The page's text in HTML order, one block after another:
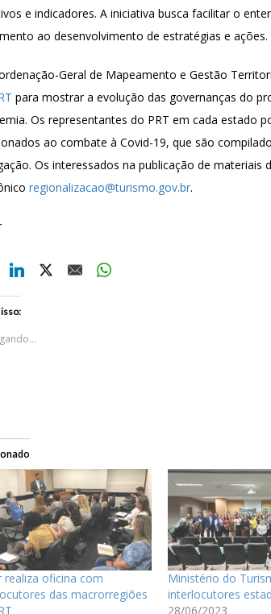
e indicadores. A iniciativa busca facilitar o
ao desenvolvimento de estratégias e
Geral de Mapeamento e Gestão
para mostrar a evolução das governanças do
Os representantes do PRT em cada estado
ao combate à Covid-19, que são
Os interessados na publicação de
regionalizacao@turismo.gov.br.
realiza oficina com
das macrorregiões
Ministério do
interlocutores
28/06/2023